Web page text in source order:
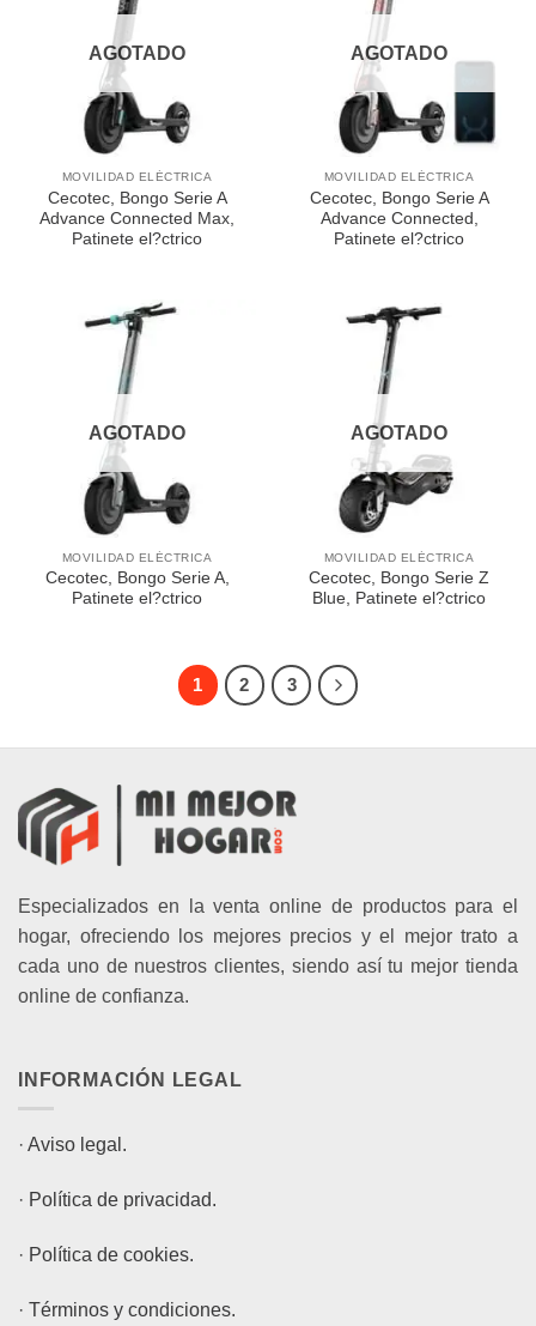
AGOTADO
MOVILIDAD ELÉCTRICA
Cecotec, Bongo Serie A
Advance Connected Max,
Patinete el?ctrico
AGOTADO
MOVILIDAD ELÉCTRICA
Cecotec, Bongo Serie A
Advance Connected,
Patinete el?ctrico
AGOTADO
MOVILIDAD ELÉCTRICA
Cecotec, Bongo Serie A,
Patinete el?ctrico
AGOTADO
MOVILIDAD ELÉCTRICA
Cecotec, Bongo Serie Z
Blue, Patinete el?ctrico
1 2 3
Especializados en la venta online de productos para el
hogar, ofreciendo los mejores precios y el mejor trato a
cada uno de nuestros clientes, siendo así tu mejor tienda
online de confianza.
INFORMACIÓN LEGAL
· Aviso legal.
· Política de privacidad.
· Política de cookies.
· Términos y condiciones.